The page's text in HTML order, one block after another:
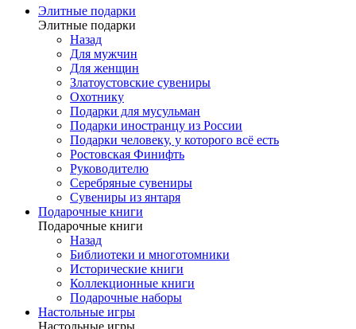
Элитные подарки
Элитные подарки
Назад
Для мужчин
Для женщин
Златоустовские сувениры
Охотнику
Подарки для мусульман
Подарки иностранцу из России
Подарки человеку, у которого всё есть
Ростовская Финифть
Руководителю
Серебряные сувениры
Сувениры из янтаря
Подарочные книги
Подарочные книги
Назад
Библиотеки и многотомники
Исторические книги
Коллекционные книги
Подарочные наборы
Настольные игры
Настольные игры